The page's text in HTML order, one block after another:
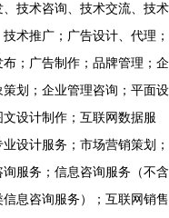
、技术咨询、技术交流、技术
术推广；广告设计、代理；
布；广告制作；品牌管理；企
策划；企业管理咨询；平面设
文设计制作；互联网数据服
设计服务；市场营销策划；
询服务；信息咨询服务（不含
信息咨询服务）；互联网销售